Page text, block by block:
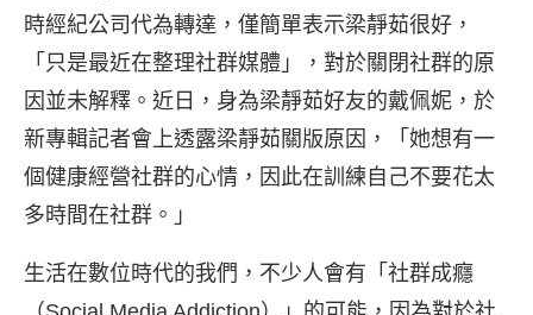
時經紀公司代為轉達，僅簡單表示梁靜茹很好，
「只是最近在整理社群媒體」，對於關閉社群的原
因並未解釋。 近日，身為梁靜茹好友的戴佩妮，於
新專輯記者會上透露梁靜茹關版原因，「她想有一
個健康經營社群的心情，因此在訓練自己不要花太
多時間在社群。」
生活在數位時代的我們，不少人會有「社群成癮